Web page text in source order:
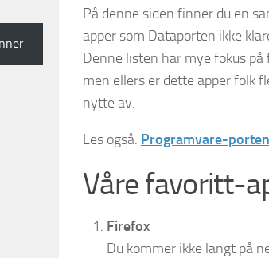
På denne siden finner du en
apper som Dataporten ikke
Denne listen har mye fokus på
men ellers er dette apper folk
nytte av.
Les også: Programvare-porten
Våre favoritt-
Firefox
Du kommer ikke langt på